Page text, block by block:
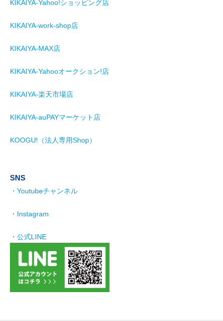
KIKAIYA-Yahoo!ショッピング店
KIKAIYA-work-shop店
KIKAIYA-MAX店
KIKAIYA-Yahooオークション!店
KIKAIYA-楽天市場店
KIKAIYA-auPAYマーケット店
KOOGU!（法人専用Shop）
SNS
・Youtubeチャンネル
・Instagram
・公式LINE